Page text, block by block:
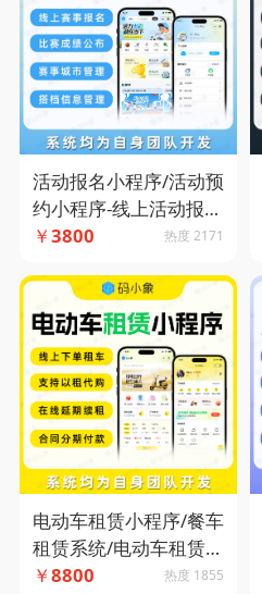
活动报名小程序/活动预
约小程序-线上活动报
名-查询比赛成绩-活动
￥3800 热度 2171
电动车租赁小程序/餐车
租赁系统/电动车租赁系
统-以租代购-线上下单
￥8800 热度 1855